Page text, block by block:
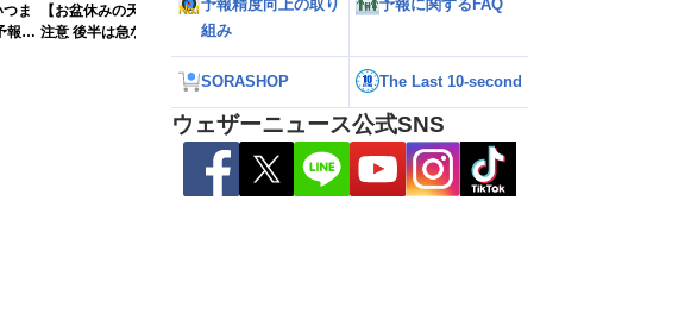
ま
報士
【お盆休みの天気2026】台風の影響に要
注意 後半は急な雷雨の心配も
【ゲリラ雷雨】長野県で1時間に約
録的短時間大雨
予報精度向上の取り
組み
予報に関するFAQ
SORASHOP The Last 10-second
ウェザーニュース公式SNS